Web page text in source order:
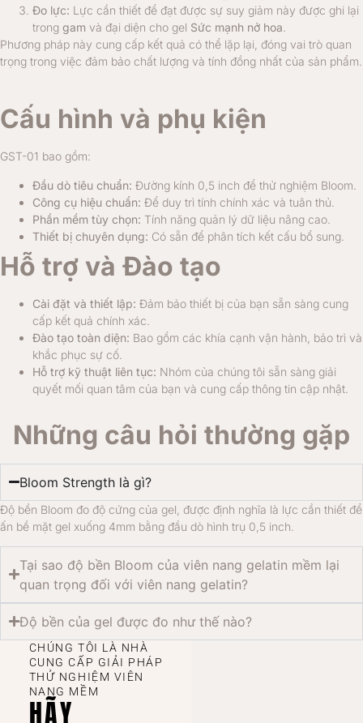
Đo lực: Lực cần thiết để đạt được sự suy giảm này được ghi lại
trong gam và đại diện cho gel Sức mạnh nở hoa
Phương pháp này cung cấp kết quả có thể lặp lại, đóng vai trò quan
trọng trong việc đảm bảo chất lượng và tính đồng nhất của sản phẩm.
Cấu hình và phụ kiện
GST-01 bao gồm:
Đầu dò tiêu chuẩn: Đường kính 0,5 inch để thử nghiệm Bloom.
Công cụ hiệu chuẩn: Để duy trì tính chính xác và tuân thủ.
Phần mềm tùy chọn: Tính năng quản lý dữ liệu nâng cao.
Thiết bị chuyên dụng: Có sẵn để phân tích kết cấu bổ sung.
Hỗ trợ và Đào tạo
Cài đặt và thiết lập: Đảm bảo thiết bị của bạn sẵn sàng cung
cấp kết quả chính xác.
Đào tạo toàn diện: Bao gồm các khía cạnh vận hành, bảo trì và
khắc phục sự cố.
Hỗ trợ kỹ thuật liên tục: Nhóm của chúng tôi sẵn sàng giải
quyết mối quan tâm của bạn và cung cấp thông tin cập nhật.
Những câu hỏi thường gặp
Bloom Strength là gì?
Độ bền Bloom đo độ cứng của gel, được định nghĩa là lực cần thiết để
ấn bề mặt gel xuống 4mm bằng đầu dò hình trụ 0,5 inch.
Tại sao độ bền Bloom của viên nang gelatin mềm lại
quan trọng đối với viên nang gelatin?
Độ bền của gel được đo như thế nào?
CHÚNG TÔI LÀ NHÀ
CUNG CẤP GIẢI PHÁP
THỬ NGHIỆM VIÊN
NANG MỀM
HÃY